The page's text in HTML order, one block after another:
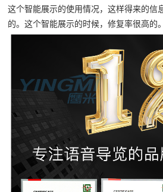
这个智能展示的使用情况，这样得来的信
的。这个智能展示的时候，修复率很高的。